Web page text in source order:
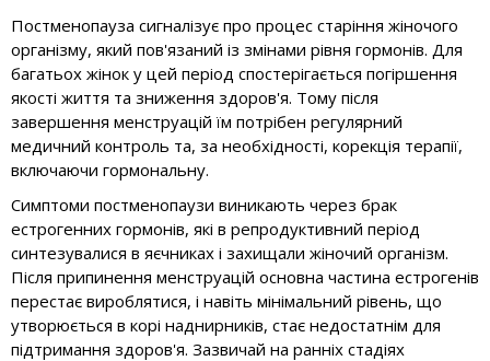
Постменопауза сигналізує про процес старіння жіночого
організму, який пов'язаний із змінами рівня гормонів. Для
багатьох жінок у цей період спостерігається погіршення
якості життя та зниження здоров'я. Тому після
завершення менструацій їм потрібен регулярний
медичний контроль та, за необхідності, корекція терапії,
включаючи гормональну.
Симптоми постменопаузи виникають через брак
естрогенних гормонів, які в репродуктивний період
синтезувалися в яєчниках і захищали жіночий організм.
Після припинення менструацій основна частина естрогенів
перестає вироблятися, і навіть мінімальний рівень, що
утворюється в корі наднирників, стає недостатнім для
підтримання здоров'я. Зазвичай на ранніх стадіях